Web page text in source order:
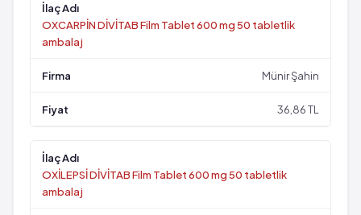
OXCARPİN DİVİTAB Film Tablet 600 mg 50 tabletlik
ambalaj
Münir Şahin
36,86 TL
OXİLEPSİ DİVİTAB Film Tablet 600 mg 50 tabletlik
ambalaj